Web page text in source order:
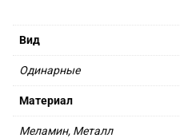
Вид
Одинарные
Материал
Меламин, Металл